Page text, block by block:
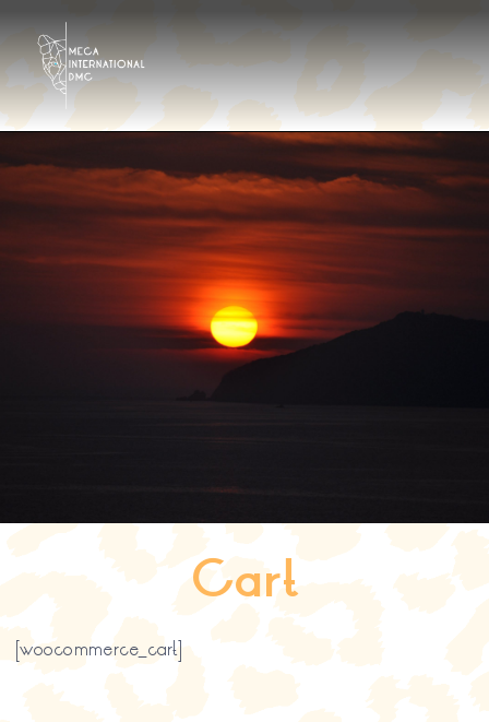
Destinos
Tour Operator
Search
Cart
[woocommerce_cart]